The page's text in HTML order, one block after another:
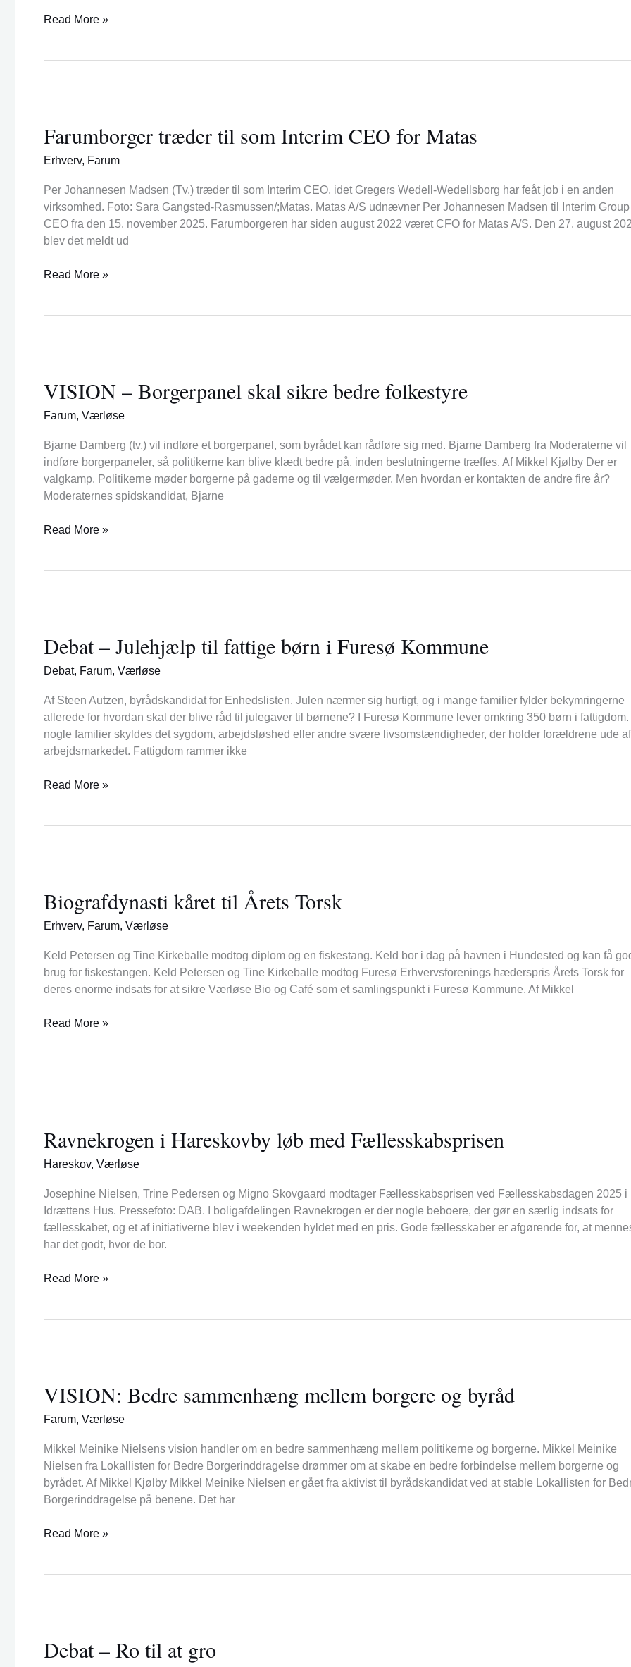
vej
Read More »
Farumborger træder til som Interim CEO for Matas
Erhverv, Farum
Per Johannesen Madsen (Tv.) træder til som Interim CEO, idet Gregers Wedell-Wedellsborg har feåt job i en anden
virksomhed. Foto: Sara Gangsted-Rasmussen/;Matas. Matas A/S udnævner Per Johannesen Madsen til Interim Group
CEO fra den 15. november 2025. Farumborgeren har siden august 2022 været CFO for Matas A/S. Den 27. august
blev det meldt ud
til
som
Interim
for
Matas
Read More »
VISION – Borgerpanel skal sikre bedre folkestyre
Farum, Værløse
Bjarne Damberg (tv.) vil indføre et borgerpanel, som byrådet kan rådføre sig med. Bjarne Damberg fra Moderaterne vil
indføre borgerpaneler, så politikerne kan blive klædt bedre på, inden beslutningerne træffes. Af Mikkel Kjølby Der er
valgkamp. Politikerne møder borgerne på gaderne og til vælgermøder. Men hvordan er kontakten de andre fire år?
Moderaternes spidskandidat, Bjarne
Borgerpanel
skal
sikre
folkestyre
Read More »
Debat – Julehjælp til fattige børn i Furesø Kommune
Debat, Farum, Værløse
Af Steen Autzen, byrådskandidat for Enhedslisten. Julen nærmer sig hurtigt, og i mange familier fylder bekymringerne
allerede for hvordan skal der blive råd til julegaver til børnene? I Furesø Kommune lever omkring 350 børn i fattigdom.
nogle familier skyldes det sygdom, arbejdsløshed eller andre svære livsomstændigheder, der holder forældrene ude af
arbejdsmarkedet. Fattigdom rammer ikke
Julehjælp
til
fattige
i
Furesø
Kommune
Read More »
Biografdynasti kåret til Årets Torsk
Erhverv, Farum, Værløse
Keld Petersen og Tine Kirkeballe modtog diplom og en fiskestang. Keld bor i dag på havnen i Hundested og kan få
brug for fiskestangen. Keld Petersen og Tine Kirkeballe modtog Furesø Erhvervsforenings hæderspris Årets Torsk for
deres enorme indsats for at sikre Værløse Bio og Café som et samlingspunkt i Furesø Kommune. Af Mikkel
til
Årets
Torsk
Read More »
Ravnekrogen i Hareskovby løb med Fællesskabsprisen
Hareskov, Værløse
Josephine Nielsen, Trine Pedersen og Migno Skovgaard modtager Fællesskabsprisen ved Fællesskabsdagen 2025 i
Idrættens Hus. Pressefoto: DAB. I boligafdelingen Ravnekrogen er der nogle beboere, der gør en særlig indsats for
fællesskabet, og et af initiativerne blev i weekenden hyldet med en pris. Gode fællesskaber er afgørende for, at
har det godt, hvor de bor.
Hareskovby
løb
med
Read More »
VISION: Bedre sammenhæng mellem borgere og byråd
Farum, Værløse
Mikkel Meinike Nielsens vision handler om en bedre sammenhæng mellem politikerne og borgerne. Mikkel Meinike
Nielsen fra Lokallisten for Bedre Borgerinddragelse drømmer om at skabe en bedre forbindelse mellem borgerne og
byrådet. Af Mikkel Kjølby Mikkel Meinike Nielsen er gået fra aktivist til byrådskandidat ved at stable Lokallisten for
Borgerinddragelse på benene. Det har
sammenhæng
mellem
borgere
byråd
Read More »
Debat – Ro til at gro
Ro
til